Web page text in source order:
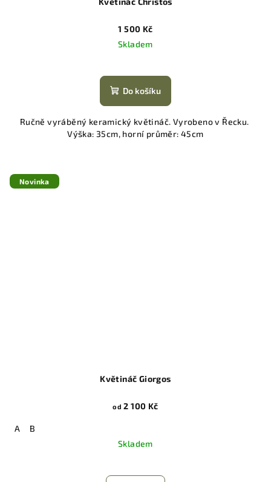
1 500 Kč
Skladem
Do košíku
Ručně vyráběný keramický květináč. Vyrobeno v Řecku.
Výška: 35cm, horní průměr: 45cm
Novinka
Květináč Giorgos
od 2 100 Kč
A
B
Skladem